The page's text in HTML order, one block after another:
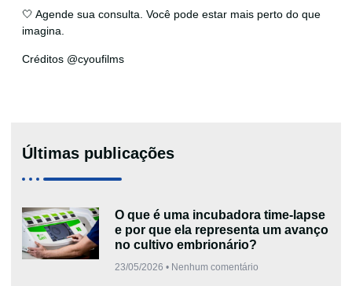
Últimas publicações
O que é uma incubadora time-lapse
e por que ela representa um avanço
no cultivo embrionário?
23/05/2026 Nenhum comentário
🤍 Agende sua consulta. Você pode estar mais perto do que
imagina.
Créditos @cyoufilms